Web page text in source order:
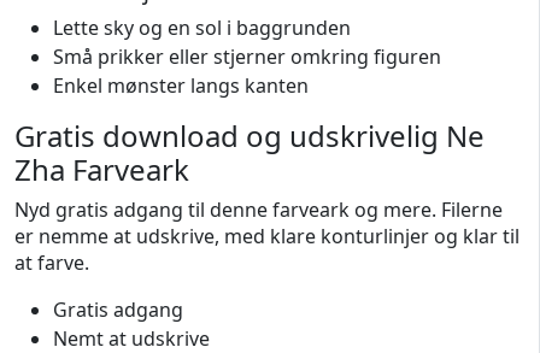
Lette sky og en sol i baggrunden
Små prikker eller stjerner omkring figuren
Enkel mønster langs kanten
Gratis download og udskrivelig Ne
Zha Farveark
Nyd gratis adgang til denne farveark og mere. Filerne
er nemme at udskrive, med klare konturlinjer og klar til
at farve.
Gratis adgang
Nemt at udskrive